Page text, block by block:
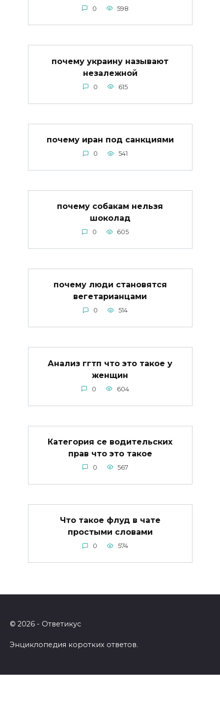
0 598
почему украину называют
незалежной
0 615
почему иран под санкциями
0 541
почему собакам нельзя
шоколад
0 605
почему люди становятся
вегетарианцами
0 514
Анализ ггтп что это такое у
женщин
0 604
Категория се водительских
прав что это такое
0 567
Что такое флуд в чате
простыми словами
0 574
© 2026 - Ответикус
Энциклопедия коротких ответов.